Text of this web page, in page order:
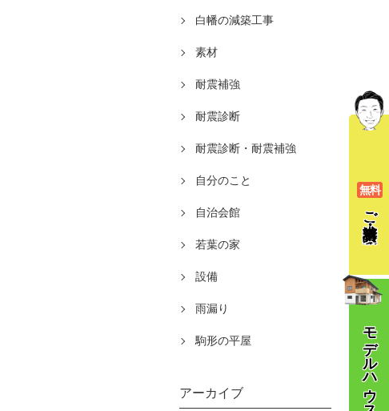
無料
ご相談
モデルハウス体験
白幡の減築工事
素材
耐震補強
耐震診断
耐震診断・耐震補強
自分のこと
自治会館
若葉の家
設備
雨漏り
駒形の平屋
アーカイブ